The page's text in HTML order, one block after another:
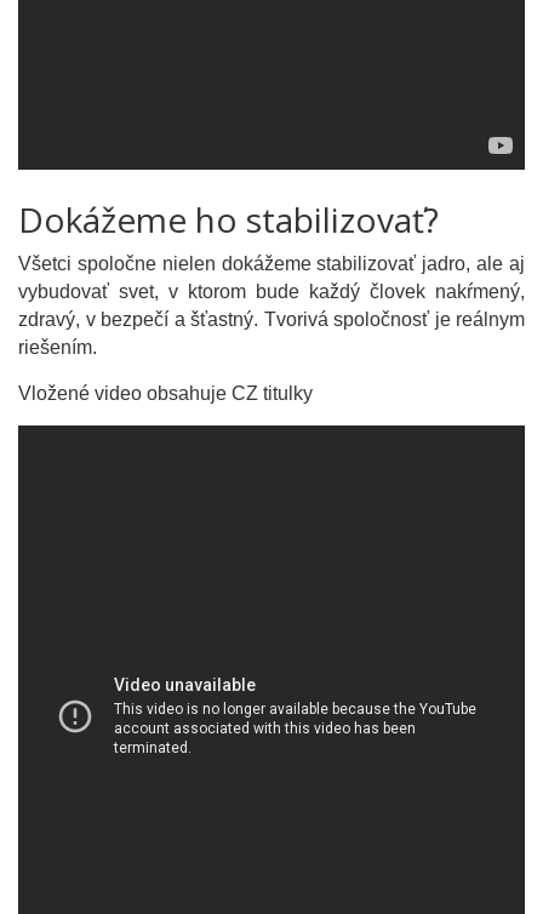
Dokážeme ho stabilizovať?
Všetci spoločne nielen dokážeme stabilizovať jadro, ale aj
vybudovať svet, v ktorom bude každý človek nakŕmený,
zdravý, v bezpečí a šťastný. Tvorivá spoločnosť je reálnym
riešením.
Vložené video obsahuje CZ titulky